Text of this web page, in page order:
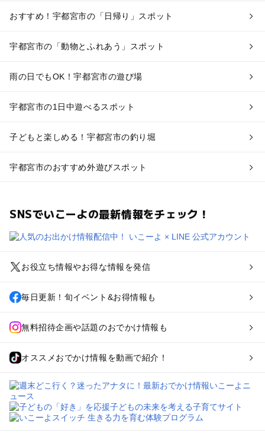
おすすめ！宇都宮市の「日帰り」スポット
宇都宮市の「動物とふれあう」スポット
雨の日でもOK！宇都宮市の遊び場
宇都宮市の1日中遊べるスポット
子どもと楽しめる！宇都宮市の釣り堀
宇都宮市のおすすめ外遊びスポット
SNSでいこーよの最新情報をチェック！
お役立ち情報やお得な情報を発信
毎日更新！旬イベント&お得情報も
無料招待企画や話題のおでかけ情報も
オススメおでかけ情報を動画で紹介！